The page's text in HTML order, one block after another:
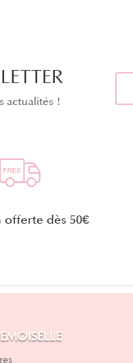
actualités !
offerte dès 50€